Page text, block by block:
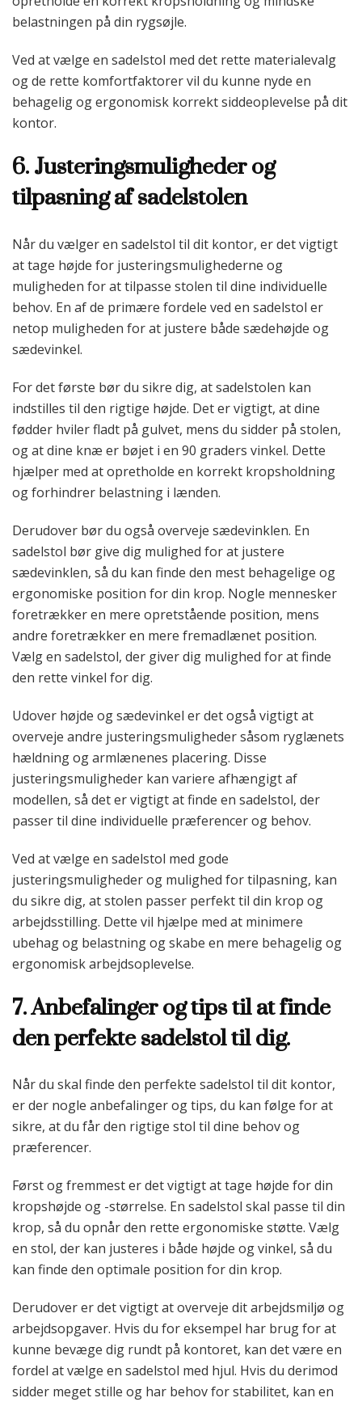
belastningen på din rygsøjle.
Ved at vælge en sadelstol med det rette materialevalg
og de rette komfortfaktorer vil du kunne nyde en
behagelig og ergonomisk korrekt siddeoplevelse på dit
kontor.
6. Justeringsmuligheder og
tilpasning af sadelstolen
Når du vælger en sadelstol til dit kontor, er det vigtigt
at tage højde for justeringsmulighederne og
muligheden for at tilpasse stolen til dine individuelle
behov. En af de primære fordele ved en sadelstol er
netop muligheden for at justere både sædehøjde og
sædevinkel.
For det første bør du sikre dig, at sadelstolen kan
indstilles til den rigtige højde. Det er vigtigt, at dine
fødder hviler fladt på gulvet, mens du sidder på stolen,
og at dine knæ er bøjet i en 90 graders vinkel. Dette
hjælper med at opretholde en korrekt kropsholdning
og forhindrer belastning i lænden.
Derudover bør du også overveje sædevinklen. En
sadelstol bør give dig mulighed for at justere
sædevinklen, så du kan finde den mest behagelige og
ergonomiske position for din krop. Nogle mennesker
foretrækker en mere opretstående position, mens
andre foretrækker en mere fremadlænet position.
Vælg en sadelstol, der giver dig mulighed for at finde
den rette vinkel for dig.
Udover højde og sædevinkel er det også vigtigt at
overveje andre justeringsmuligheder såsom ryglænets
hældning og armlænenes placering. Disse
justeringsmuligheder kan variere afhængigt af
modellen, så det er vigtigt at finde en sadelstol, der
passer til dine individuelle præferencer og behov.
Ved at vælge en sadelstol med gode
justeringsmuligheder og mulighed for tilpasning, kan
du sikre dig, at stolen passer perfekt til din krop og
arbejdsstilling. Dette vil hjælpe med at minimere
ubehag og belastning og skabe en mere behagelig og
ergonomisk arbejdsoplevelse.
7. Anbefalinger og tips til at finde
den perfekte sadelstol til dig.
Når du skal finde den perfekte sadelstol til dit kontor,
er der nogle anbefalinger og tips, du kan følge for at
sikre, at du får den rigtige stol til dine behov og
præferencer.
Først og fremmest er det vigtigt at tage højde for din
kropshøjde og -størrelse. En sadelstol skal passe til din
krop, så du opnår den rette ergonomiske støtte. Vælg
en stol, der kan justeres i både højde og vinkel, så du
kan finde den optimale position for din krop.
Derudover er det vigtigt at overveje dit arbejdsmiljø og
arbejdsopgaver. Hvis du for eksempel har brug for at
kunne bevæge dig rundt på kontoret, kan det være en
fordel at vælge en sadelstol med hjul. Hvis du derimod
sidder meget stille og har behov for stabilitet, kan en